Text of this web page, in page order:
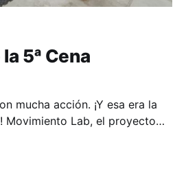
5ᵃ Cena
mucha acción. ¡Y esa era la
Movimiento Lab, el proyecto
nos llevó a conectar con el